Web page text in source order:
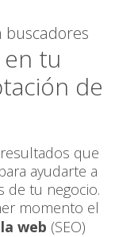
buscadores
tu
de
que
ayudarte a
de tu negocio.
momento el
web (SEO)